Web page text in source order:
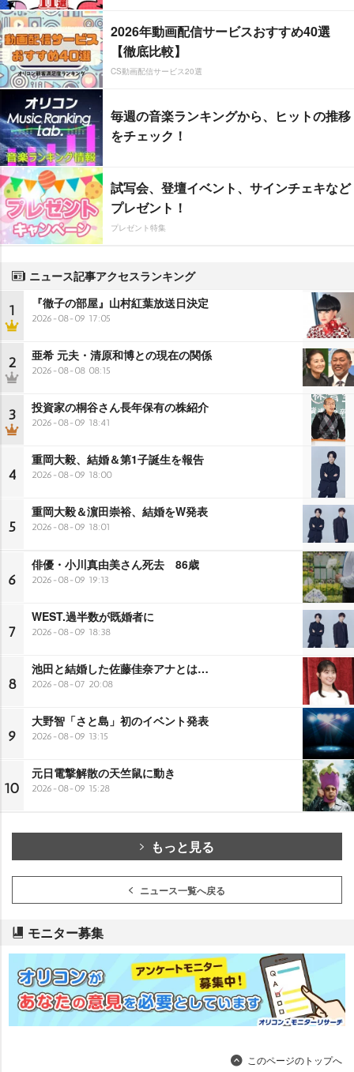
2026年動画配信サービスおすすめ40選
【徹底比較】
CS動画配信サービス20選
毎週の音楽ランキングから、ヒットの推移
をチェック！
試写会、登壇イベント、サインチェキなど
プレゼント！
プレゼント特集
ニュース記事アクセスランキング
1 『徹子の部屋』山村紅葉放送日決定
2026-08-09 17:05
2 亜希 元夫・清原和博との現在の関係
2026-08-08 08:15
3 投資家の桐谷さん長年保有の株紹介
2026-08-09 18:41
4
重岡大毅、結婚＆第1子誕生を報告
2026-08-09 18:00
5
重岡大毅＆濵田崇裕、結婚をW発表
2026-08-09 18:01
6
俳優・小川真由美さん死去 86歳
2026-08-09 19:13
7
WEST.過半数が既婚者に
2026-08-09 18:38
8
池田と結婚した佐藤佳奈アナとは…
2026-08-07 20:08
9
大野智「さと島」初のイベント発表
2026-08-09 13:15
10
元日電撃解散の天竺鼠に動き
2026-08-09 15:28
もっと見る
ニュース一覧へ戻る
モニター募集
このページのトップへ